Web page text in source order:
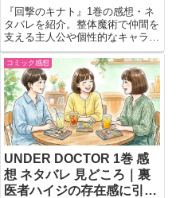
ァンタジー
『回撃のキナト』1巻の感想・ネ
タバレを紹介。整体魔術で仲間を
支える主人公や個性的なキャラク
ター、王道ファンタジーならでは
の見どころをまとめています。
コミック感想
UNDER DOCTOR 1巻 感
想 ネタバレ 見どころ｜裏
医者ハイジの存在感に引き